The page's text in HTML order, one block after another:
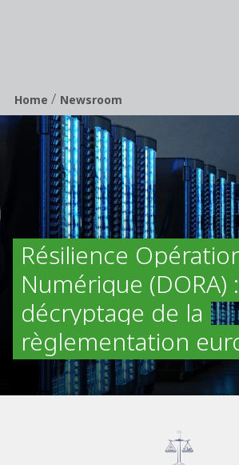
Breadcrumb
Home/ Newsroom
Résilience
Numérique (DORA) :
décryptage de la
règlementation